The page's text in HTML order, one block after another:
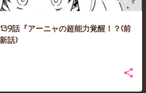
話『アーニャの超能力覚醒！？(前
話)